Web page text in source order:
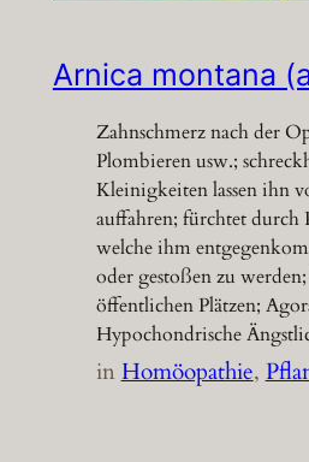
Arnica montana
Zahnschmerz nach der
Plombieren usw.;
Kleinigkeiten lassen ihn
auffahren; fürchtet durch
welche ihm
oder gestoßen zu
öffentlichen Plätzen;
Hypochondrische
inHomöopathie,